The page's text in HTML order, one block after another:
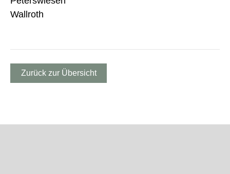
Wallroth
Zurück zur Übersicht